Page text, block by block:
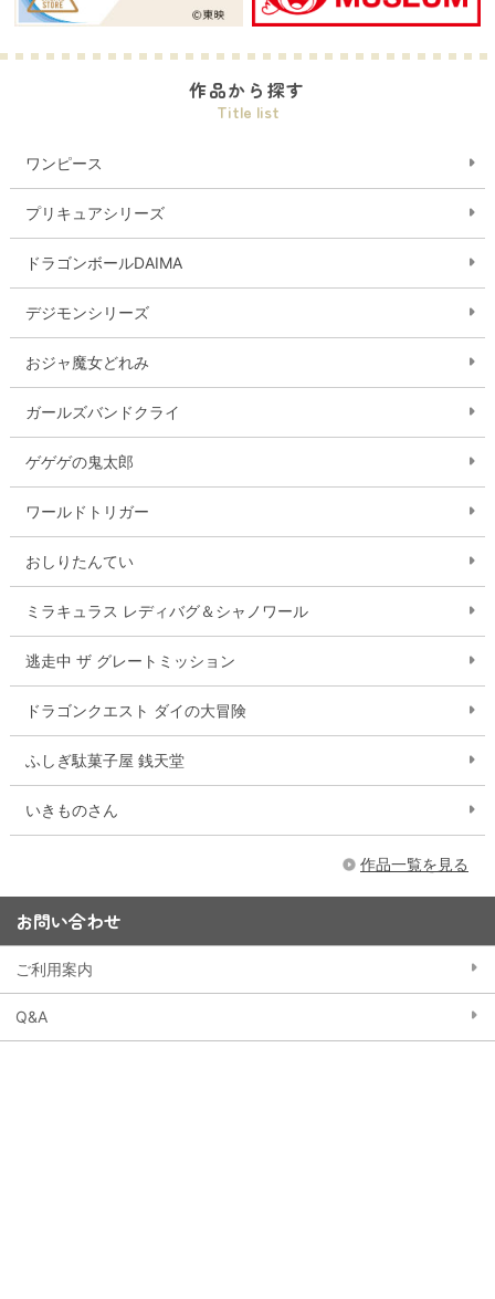
作品から探す
Title list
ワンピース
プリキュアシリーズ
ドラゴンボールDAIMA
デジモンシリーズ
おジャ魔女どれみ
ガールズバンドクライ
ゲゲゲの鬼太郎
ワールドトリガー
おしりたんてい
ミラキュラス レディバグ＆シャノワール
逃走中 ザ グレートミッション
ドラゴンクエスト ダイの大冒険
ふしぎ駄菓子屋 銭天堂
いきものさん
作品一覧を見る
お問い合わせ
ご利用案内
Q&A